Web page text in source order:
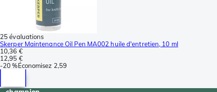
25 évaluations
Skerper Maintenance Oil Pen MA002 huile d'entretien, 10 ml
10,36 €
12,95 €
-20 %Économisez 2,59